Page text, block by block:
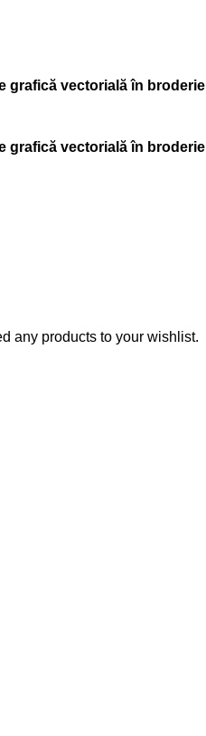
grafică vectorială în broderie
grafică vectorială în broderie
any products to your wishlist.